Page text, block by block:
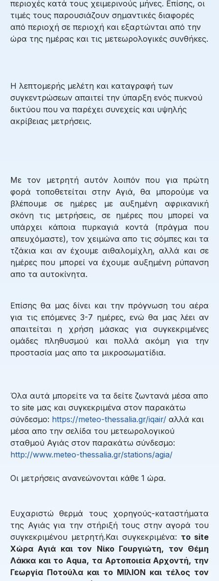
περιοχές κατά τους χειμερινούς μήνες. Επίσης, οι
τιμές τους παρουσιάζουν σημαντικές διαφορές
από περιοχή σε περιοχή και εξαρτώνται από την
ώρα της ημέρας και τις μετεωρολογικές συνθήκες.
Η λεπτομερής μελέτη και καταγραφή των
συγκεντρώσεων απαιτεί την ύπαρξη ενός πυκνού
δικτύου που να παρέχει συνεχείς και υψηλής
ακρίβειας μετρήσεις.
Με τον μετρητή αυτόν λοιπόν που για πρώτη
φορά τοποθετείται στην Αγιά, θα μπορούμε να
βλέπουμε σε ημέρες με αυξημένη αφρικανική
σκόνη τις μετρήσεις, σε ημέρες που μπορεί να
υπάρχει κάποια πυρκαγιά κοντά (πράγμα που
απευχόμαστε), τον χειμώνα απο τις σόμπες και τα
τζάκια και αν έχουμε αιθαλομίχλη, αλλά και σε
ημέρες που μπορεί να έχουμε αυξημένη ρύπανση
απο τα αυτοκίνητα.
Επίσης θα μας δίνει και την πρόγνωση του αέρα
για τις επόμενες 3-7 ημέρες, ενώ θα μας λέει αν
απαιτείται η χρήση μάσκας για συγκεκριμένες
ομάδες πληθυσμού και πολλά ακόμη για την
προστασία μας απο τα μικροσωματίδια.
Όλα αυτά μπορείτε να τα δείτε ζωντανά μέσα απο
το site μας και συγκεκριμένα στον παρακάτω
σύνδεσμο: https://meteo-thessalia.gr/iqair/ αλλά και
μέσα απο την σελίδα του μετεωρολογικού
σταθμού Αγιάς στον παρακάτω σύνδεσμο:
http://www.meteo-thessalia.gr/stations/agia/
Οι μετρήσεις ανανεώνονται κάθε 1 ώρα.
Ευχαριστώ θερμά τους χορηγούς-καταστήματα
της Αγιάς για την στήριξή τους στην αγορά του
συγκεκριμένου μετρητή.Και συγκεκριμένα: το site
Χώρα Αγιά και τον Νίκο Γουργιώτη, τον Θέμη
Λάκκα και το Aqua, τα Αρτοποιεία Αρχοντή, την
Γεωργία Ποτούλα και το MΙλΙΟΝ και τέλος τον